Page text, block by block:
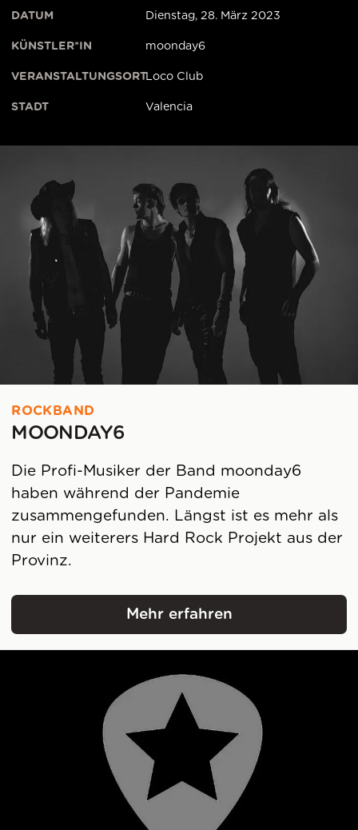
DATUM Dienstag, 28. März 2023
KÜNSTLER*IN moonday6
VERANSTALTUNGSORTLoco Club
STADT Valencia
ROCKBAND
MOONDAY6
Die Profi-Musiker der Band moonday6
haben während der Pandemie
zusammengefunden. Längst ist es mehr als
nur ein weiterers Hard Rock Projekt aus der
Provinz.
Mehr erfahren